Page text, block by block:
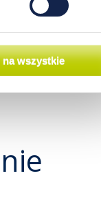
na wszystkie